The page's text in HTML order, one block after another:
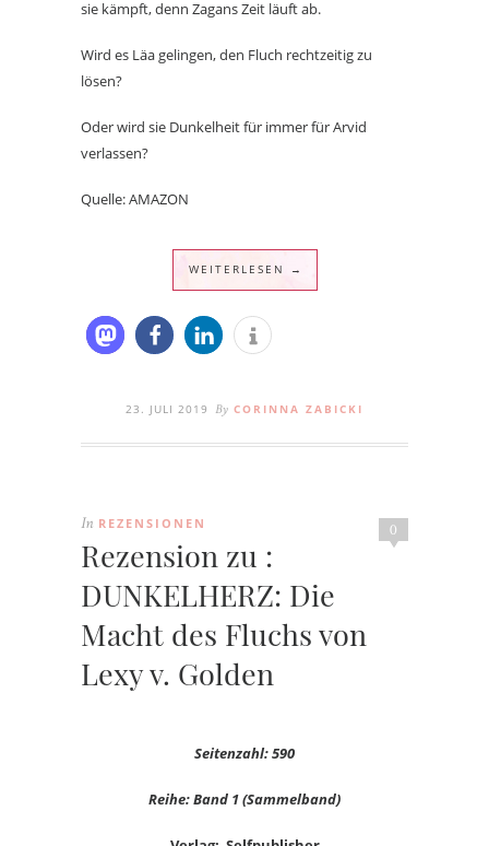
sie kämpft, denn Zagans Zeit läuft ab.
Wird es Läa gelingen, den Fluch rechtzeitig zu
lösen?
Oder wird sie Dunkelheit für immer für Arvid
verlassen?
Quelle: AMAZON
WEITERLESEN →
23. JULI 2019 By CORINNA ZABICKI
0
In REZENSIONEN
Rezension zu :
DUNKELHERZ: Die
Macht des Fluchs von
Lexy v. Golden
Seitenzahl: 590
Reihe: Band 1 (Sammelband)